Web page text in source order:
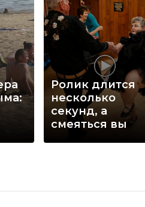
Ролик длится
несколько
секунд, а
смеяться вы